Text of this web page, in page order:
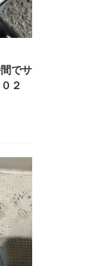
でサ
２